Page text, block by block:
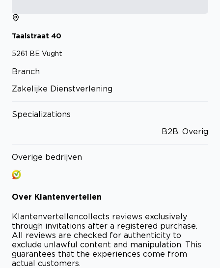
Taalstraat 40
5261 BE Vught
Branch
Zakelijke Dienstverlening
Specializations
B2B, Overig
Overige bedrijven
Over Klantenvertellen
Klantenvertellencollects reviews exclusively
through invitations after a registered purchase.
All reviews are checked for authenticity to
exclude unlawful content and manipulation. This
guarantees that the experiences come from
actual customers.